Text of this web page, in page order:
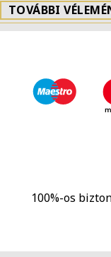
TOVÁBBI
100%-os